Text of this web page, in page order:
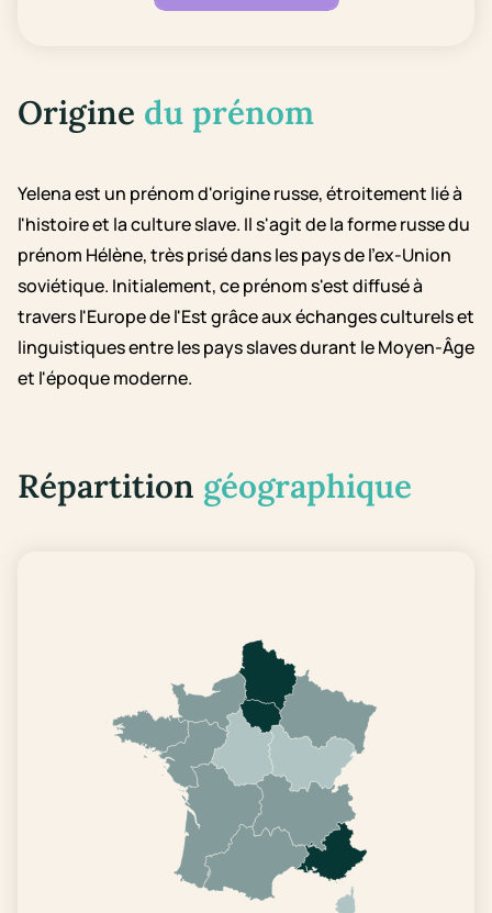
Origine du prénom
Yelena est un prénom d'origine russe, étroitement lié à
l'histoire et la culture slave. Il s'agit de la forme russe du
prénom Hélène, très prisé dans les pays de l'ex-Union
soviétique. Initialement, ce prénom s'est diffusé à
travers l'Europe de l'Est grâce aux échanges culturels et
linguistiques entre les pays slaves durant le Moyen-Âge
et l'époque moderne.
Répartition géographique